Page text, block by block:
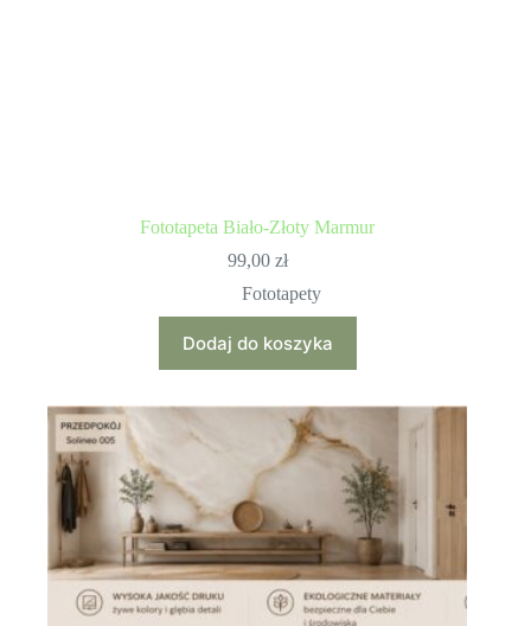
Fototapeta Biało-Złoty Marmur
99,00 zł
Fototapety
Dodaj do koszyka